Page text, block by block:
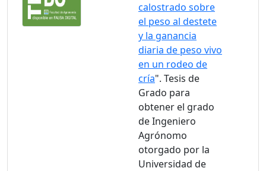
calostrado sobre
el peso al destete
y la ganancia
diaria de peso vivo
en un rodeo de
cría". Tesis de
Grado para
obtener el grado
de Ingeniero
Agrónomo
otorgado por la
Universidad de